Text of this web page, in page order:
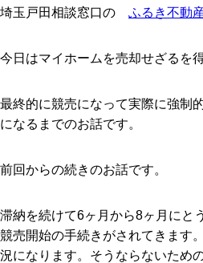
埼玉戸田相談窓口の ふるき不動
今日はマイホームを売却せざるを
最終的に競売になって実際に強制
になるまでのお話です。
前回からの続きのお話です。
滞納を続けて6ヶ月から8ヶ月にと
競売開始の手続きがされてきます
況になります。そうならないため